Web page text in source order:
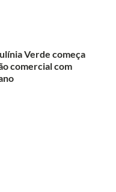
Verde começa
comercial com